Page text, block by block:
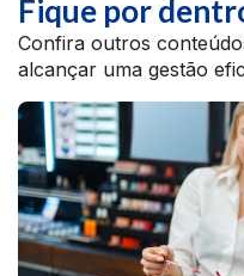
Fique por
Confira outros
alcançar uma gestão